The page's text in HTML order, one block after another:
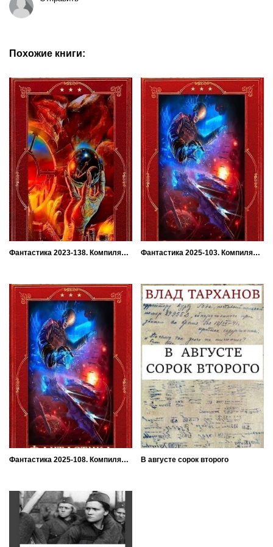
Похожие книги:
Фантастика 2023-138. Компиляция. Книги 1-26 Фантастика 2025-103. Компиляция. Книги 1-17
Фантастика 2025-108. Компиляция. Книги 1-28 В августе сорок второго